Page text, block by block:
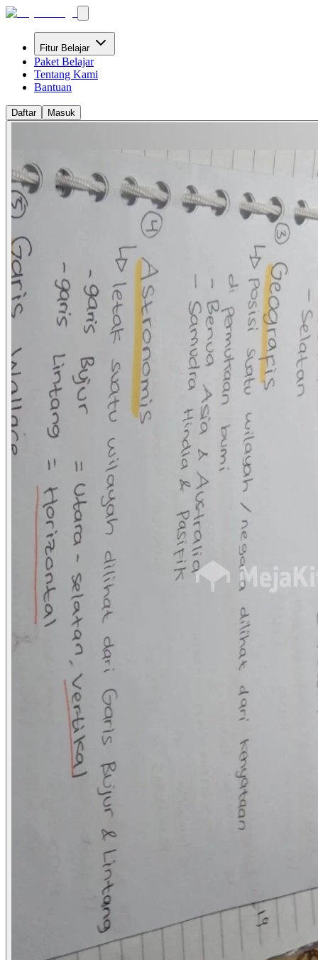
Fitur Belajar
Paket Belajar
Tentang Kami
Bantuan
Daftar Masuk